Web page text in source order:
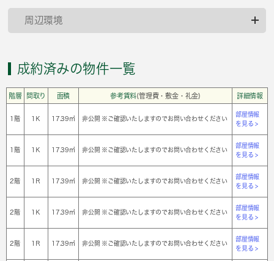
周辺環境
成約済みの物件一覧
階層 間取り 面積 参考賃料(管理費・敷金・礼金) 詳細情報
1階 1Ｋ 17.39㎡ 非公開 ※ご確認いたしますのでお問い合わせください
部屋情報
を見る >
1階 1Ｋ 17.39㎡ 非公開 ※ご確認いたしますのでお問い合わせください
部屋情報
を見る >
2階 1Ｒ 17.39㎡ 非公開 ※ご確認いたしますのでお問い合わせください
部屋情報
を見る >
2階 1Ｋ 17.39㎡ 非公開 ※ご確認いたしますのでお問い合わせください
部屋情報
を見る >
2階 1Ｒ 17.39㎡ 非公開 ※ご確認いたしますのでお問い合わせください
部屋情報
を見る >